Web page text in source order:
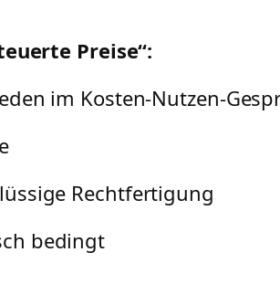
Preise“:
im Kosten-Nutzen-
Rechtfertigung
bedingt